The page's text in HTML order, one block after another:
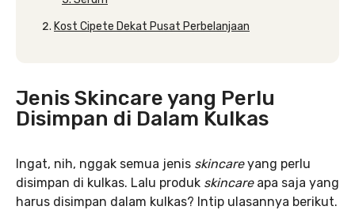
Kost Cipete Dekat Pusat Perbelanjaan
Jenis Skincare yang Perlu
Disimpan di Dalam Kulkas
Ingat, nih, nggak semua jenis skincareyang perlu
disimpan di kulkas. Lalu produk skincare apa saja yang
harus disimpan dalam kulkas? Intip ulasannya berikut.